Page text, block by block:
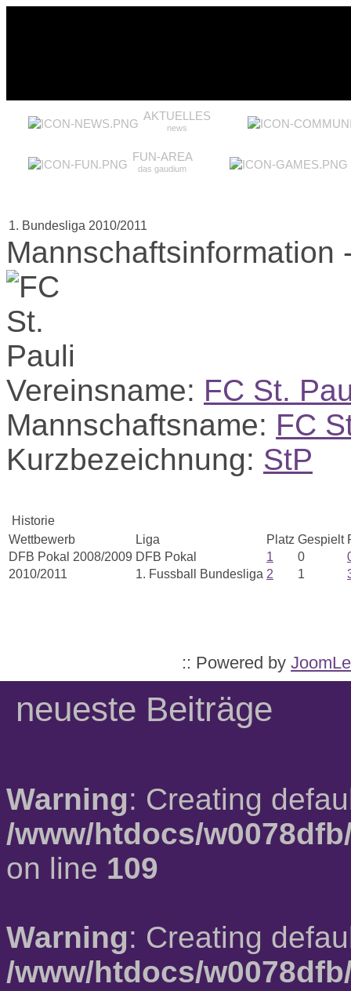
AKTUELLES
news
FUN-AREA
das gaudium
1. Bundesliga 2010/2011
Mannschaftsinformation
Vereinsname: FC St.
Mannschaftsname: FC
Kurzbezeichnung: StP
Historie
Wettbewerb
Liga Platz Gespielt
DFB Pokal 2008/2009 DFB Pokal 1 0
2010/2011
1. Fussball Bundesliga 2 1
:: Powered by
neueste Beiträge
Warning: Creating
/www/htdocs/
on line 109
Warning: Creating
/www/htdocs/